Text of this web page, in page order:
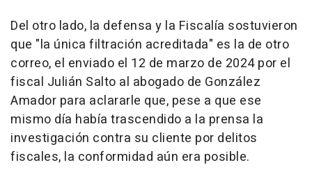
Del otro lado, la defensa y la Fiscalía sostuvieron
que "la única filtración acreditada" es la de otro
correo, el enviado el 12 de marzo de 2024 por el
fiscal Julián Salto al abogado de González
Amador para aclararle que, pese a que ese
mismo día había trascendido a la prensa la
investigación contra su cliente por delitos
fiscales, la conformidad aún era posible.